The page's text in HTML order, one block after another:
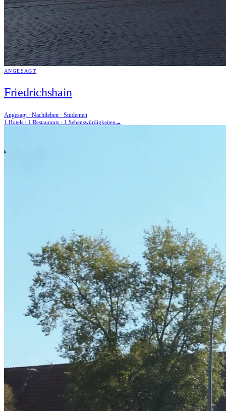
ANGESAGT
Friedrichshain
Angesagt · Nachtleben · Studenten
1 Hotels · 1 Restaurants · 1 Sehenswürdigkeiten →